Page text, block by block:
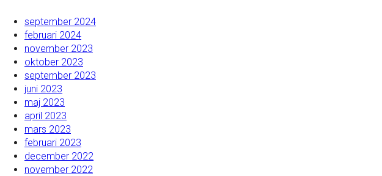
september 2024
februari 2024
november 2023
oktober 2023
september 2023
juni 2023
maj 2023
april 2023
mars 2023
februari 2023
december 2022
november 2022